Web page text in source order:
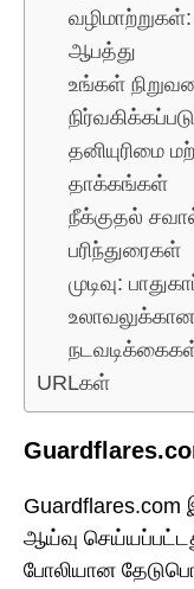
வழிமாற்றுகள்:
ஆபத்து
உங்கள்
தனியுரிமை
தாக்கங்கள்
நீக்குதல்
பரிந்துரைகள்
முடிவு:
URLகள்
Guardflares.com
ஆய்வு
போலியான